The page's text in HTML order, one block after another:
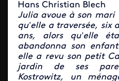
Hans Christian Blech
Julia avoue à son mari
qu’elle a traversée, six
ans, alors qu’elle
abandonna son
elle a revu son petit
jardin de ses
Kostrowitz, un